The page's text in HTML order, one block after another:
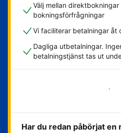
Välj mellan direktbokningar
bokningsförfrågningar
Vi faciliterar betalningar åt
Dagliga utbetalningar.
betalningstjänst tas ut
Kom igång nu
Har du redan påbörjat en